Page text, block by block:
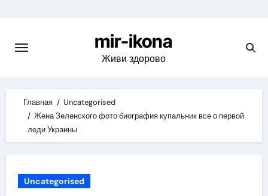
content
mir-ikona
Живи здорово
Главная
Uncategorised
Жена Зеленского фото биография купальник все о первой
леди Украины
Uncategorised